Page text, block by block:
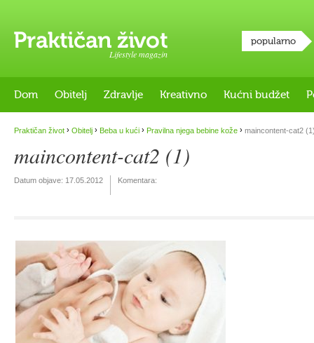
Lifestyle magazin
popularno
Dom Obitelj Zdravlje Kreativno Kućni budžet
Praktičan život › Obitelj › Beba u kući › Pravilna njega bebine kože › maincontent-cat2
maincontent-cat2 (1)
Datum objave: 17.05.2012 Komentara: